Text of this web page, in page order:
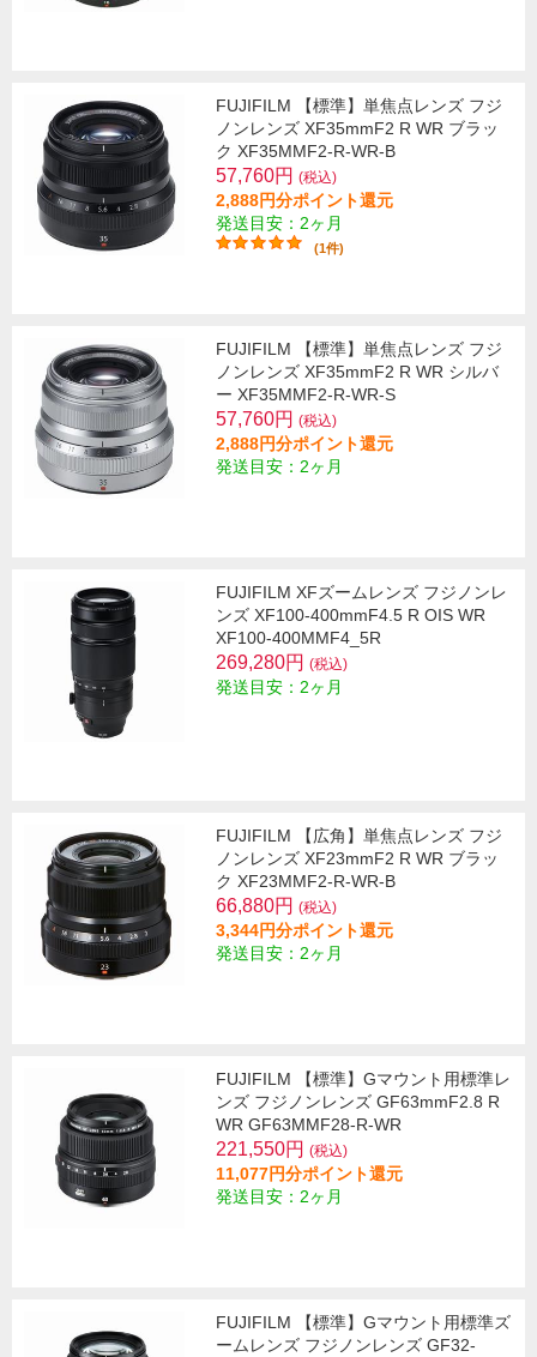
FUJIFILM 【標準】単焦点レンズ フジ
ノンレンズ XF35mmF2 R WR ブラッ
ク XF35MMF2-R-WR-B
57,760円 (税込)
2,888円分ポイント還元
発送目安：2ヶ月
(1件)
FUJIFILM 【標準】単焦点レンズ フジ
ノンレンズ XF35mmF2 R WR シルバ
ー XF35MMF2-R-WR-S
57,760円 (税込)
2,888円分ポイント還元
発送目安：2ヶ月
FUJIFILM XFズームレンズ フジノンレ
ンズ XF100-400mmF4.5 R OIS WR
XF100-400MMF4_5R
269,280円 (税込)
発送目安：2ヶ月
FUJIFILM 【広角】単焦点レンズ フジ
ノンレンズ XF23mmF2 R WR ブラッ
ク XF23MMF2-R-WR-B
66,880円 (税込)
3,344円分ポイント還元
発送目安：2ヶ月
FUJIFILM 【標準】Gマウント用標準レ
ンズ フジノンレンズ GF63mmF2.8 R
WR GF63MMF28-R-WR
221,550円 (税込)
11,077円分ポイント還元
発送目安：2ヶ月
FUJIFILM 【標準】Gマウント用標準ズ
ームレンズ フジノンレンズ GF32-